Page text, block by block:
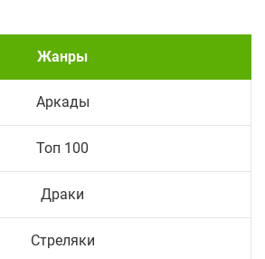
Жанры
Аркады
Топ 100
Драки
Стреляки